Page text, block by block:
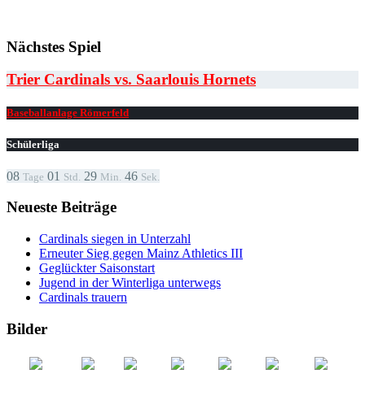
Nächstes Spiel
Trier Cardinals vs. Saarlouis Hornets
Baseballanlage Römerfeld
Schülerliga
08 Tage 01 Std. 29 Min. 46 Sek.
Neueste Beiträge
Cardinals siegen in Unterzahl
Erneuter Sieg gegen Mainz Athletics III
Geglückter Saisonstart
Jugend in der Winterliga unterwegs
Cardinals trauern
Bilder